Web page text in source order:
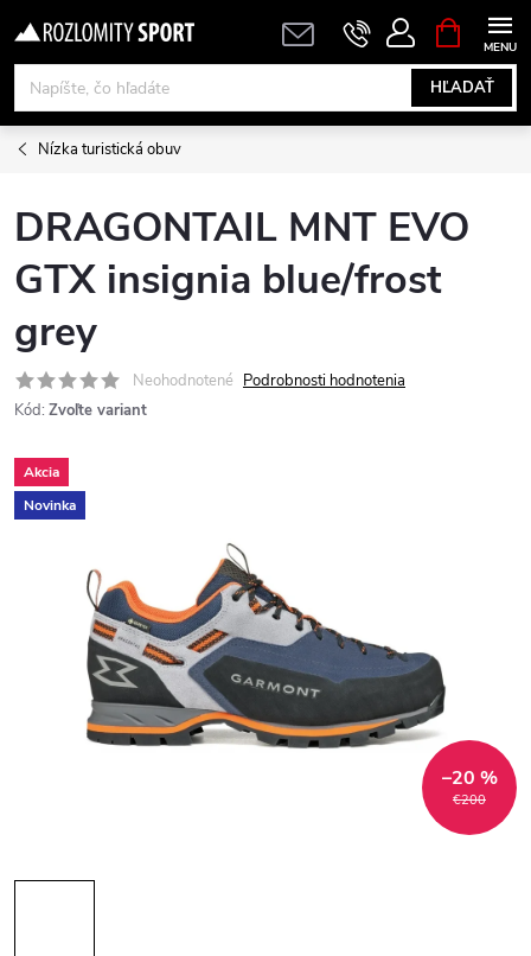
na
obsah
HĽADAŤ
KOŠÍK
Nízka turistická obuv
DRAGONTAIL MNT EVO
GTX insignia blue/frost
grey
Neohodnotené Podrobnosti hodnotenia
Kód: Zvoľte variant
Akcia
Novinka
€200
–20 %